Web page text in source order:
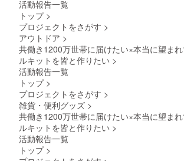
活動報告一覧
トップ >
プロジェクトをさがす >
アウトドア >
共働き1200万世帯に届けたい×本当に望ま
ルキットを皆と作りたい >
活動報告一覧
トップ >
プロジェクトをさがす >
雑貨・便利グッズ >
共働き1200万世帯に届けたい×本当に望ま
ルキットを皆と作りたい >
活動報告一覧
トップ >